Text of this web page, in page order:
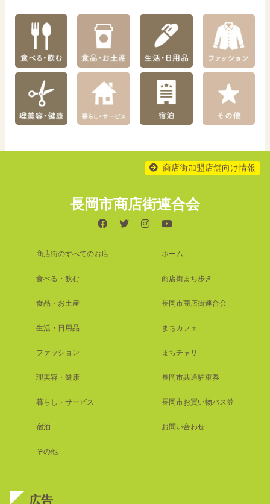
商店街加盟店舗向け情報
長岡市商店街連合会
商店街のすべてのお店
食べる・飲む
食品・お土産
生活・日用品
ファッション
理美容・健康
暮らし・サービス
宿泊
その他
ホーム
商店街まち歩き
長岡市商店街連合会
まちカフェ
まちチャリ
長岡市共通駐車券
長岡市お買い物バス券
お問い合わせ
広告